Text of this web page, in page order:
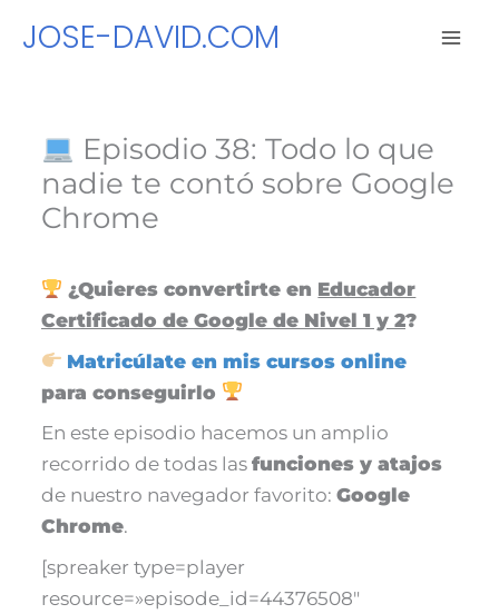
JOSE-DAVID.COM
Episodio 38: Todo lo que
nadie te contó sobre Google
Chrome
¿Quieres convertirte en Educador
Certificado de Google de Nivel 1 y 2?
Matricúlate en mis cursos online
para conseguirlo
En este episodio hacemos un amplio
recorrido de todas las funciones y atajos
de nuestro navegador favorito: Google
Chrome.
[spreaker type=player
resource=»episode_id=44376508″